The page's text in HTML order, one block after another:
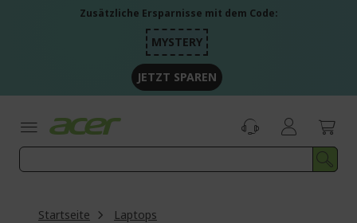
Zusätzliche Ersparnisse mit dem Code:
MYSTERY
JETZT SPAREN
Startseite Laptops